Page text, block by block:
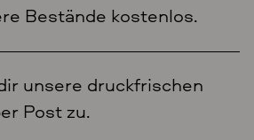
Bestände kostenlos.
unsere druckfrischen
Post zu.